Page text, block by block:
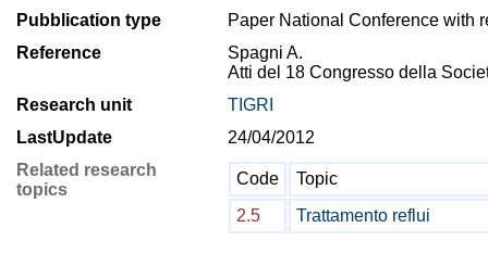
Pubblication type
Paper National Conference with
Reference
Spagni A.
Atti del 18 Congresso della
Research unit
TIGRI
LastUpdate
24/04/2012
Related research
topics
Code
Topic
2.5
Trattamento reflui